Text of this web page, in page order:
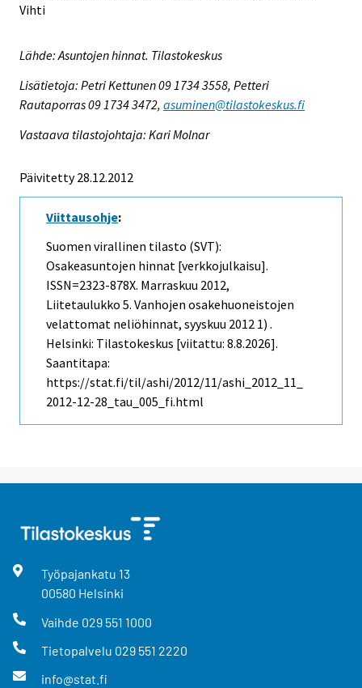
Vihti
Lähde: Asuntojen hinnat. Tilastokeskus
Lisätietoja: Petri Kettunen 09 1734 3558, Petteri
Rautaporras 09 1734 3472, asuminen@tilastokeskus.fi
Vastaava tilastojohtaja: Kari Molnar
Päivitetty 28.12.2012
Viittausohje:
Suomen virallinen tilasto (SVT):
Osakeasuntojen hinnat [verkkojulkaisu].
ISSN=2323-878X. Marraskuu 2012,
Liitetaulukko 5. Vanhojen osakehuoneistojen
velattomat neliöhinnat, syyskuu 2012 1) .
Helsinki: Tilastokeskus [viitattu: 8.8.2026].
Saantitapa:
https://stat.fi/til/ashi/2012/11/ashi_2012_11_
2012-12-28_tau_005_fi.html
Työpajankatu 13
00580 Helsinki
Vaihde 029 551 1000
Tietopalvelu 029 551 2220
info@stat.fi